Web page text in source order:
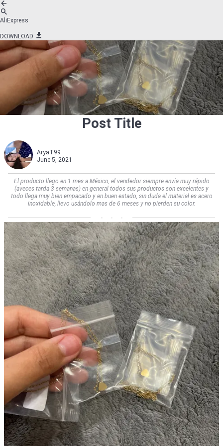
AliExpress
DOWNLOAD
Post Title
AryaT99
June 5, 2021
El producto llego en 1 mes a México, el vendedor siempre envía muy rápido
(aveces tarda 3 semanas) en general todos sus productos son excelentes y
todo llega muy bien empacado y en buen estado, sin duda el material es acero
inoxidable, llevo usándolo mas de 6 meses y no pierden su color.